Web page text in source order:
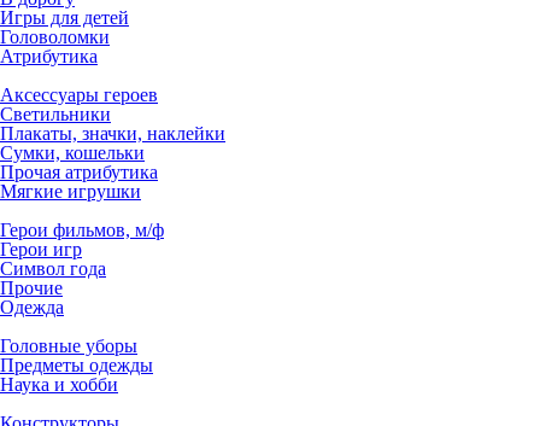
Игры для детей
Головоломки
Атрибутика
Аксессуары героев
Светильники
Плакаты, значки, наклейки
Сумки, кошельки
Прочая атрибутика
Мягкие игрушки
Герои фильмов, м/ф
Герои игр
Символ года
Прочие
Одежда
Головные уборы
Предметы одежды
Наука и хобби